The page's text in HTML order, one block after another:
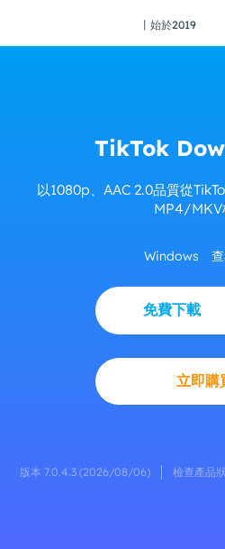
丨始於2019
TikTok
以1080p、AAC 2.0品質從
MP4/MKV
Windows
免費下載
立即購
版本 7.0.4.3 (2026/08/06) 檢查產品